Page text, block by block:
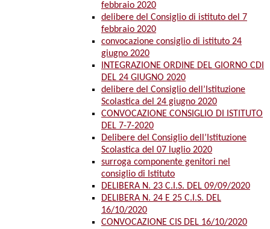
febbraio 2020
delibere del Consiglio di istituto del 7
febbraio 2020
convocazione consiglio di istituto 24
giugno 2020
INTEGRAZIONE ORDINE DEL GIORNO CDI
DEL 24 GIUGNO 2020
delibere del Consiglio dell’Istituzione
Scolastica del 24 giugno 2020
CONVOCAZIONE CONSIGLIO DI ISTITUTO
DEL 7-7-2020
Delibere del Consiglio dell’Istituzione
Scolastica del 07 luglio 2020
surroga componente genitori nel
consiglio di Istituto
DELIBERA N. 23 C.I.S. DEL 09/09/2020
DELIBERA N. 24 E 25 C.I.S. DEL
16/10/2020
CONVOCAZIONE CIS DEL 16/10/2020